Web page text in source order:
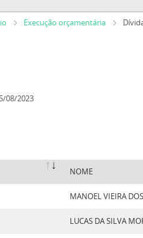
Execução orçamentária
08/2023
NOME
MANOEL VIEIRA
LUCAS DA SILVA